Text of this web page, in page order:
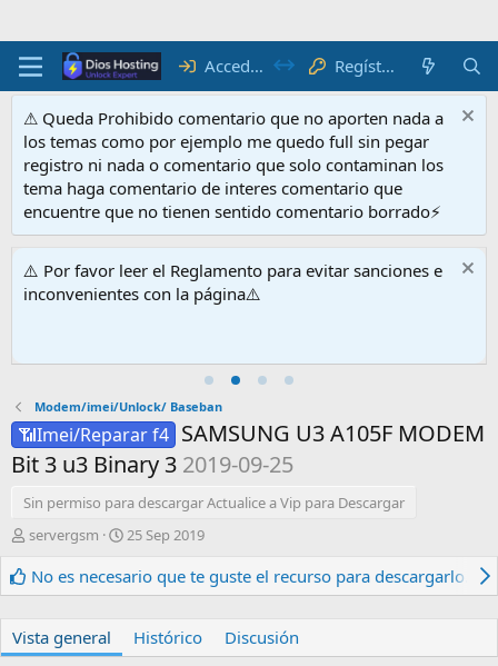
Acceder R
e
g
ís
t
r
a
t
e
⚠ Queda Prohibido comentario que no aporten nada a
los temas como por ejemplo me quedo full sin pegar
registro ni nada o comentario que solo contaminan los
tema haga comentario de interes comentario que
encuentre que no tienen sentido comentario borrado⚡
⚠️ Por favor leer el Reglamento para evitar sanciones e
inconvenientes con la página⚠️
Modem/imei/Unlock/ Baseban
📶Imei/Reparar f4 SAMSUNG U3 A105F MODEM
Bit 3 u3 Binary 3 2019-09-25
Sin permiso para descargar Actualice a Vip para Descargar
A
t
o
servergsm
F
c
h
e
25 Sep 2019
No es necesario que te guste el recurso para descargarlo.
Vista general Histórico Discusión